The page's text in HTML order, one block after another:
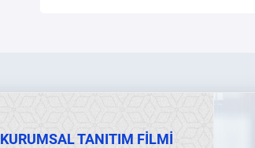
KURUMSAL TANITIM FİLMİ